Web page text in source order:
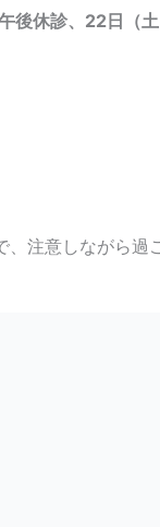
後休診、22日（
注意しながら過